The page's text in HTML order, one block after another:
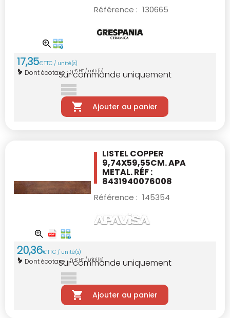
Référence : 130665
17,35€TTC / unité(s)
Dont écotaxe :0 € HT / unité(s)
Sur commande uniquement
Ajouter au panier
LISTEL COPPER
9,74X59,55CM.APA
METAL. RÉF :
8431940076008
Référence : 145354
20,36€TTC / unité(s)
Dont écotaxe :0 € HT / unité(s)
Sur commande uniquement
Ajouter au panier